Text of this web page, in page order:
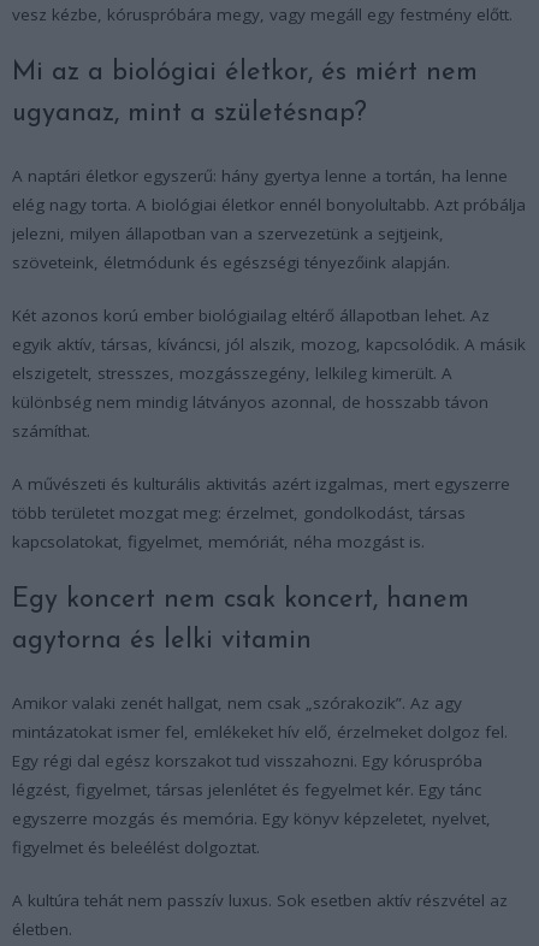
vesz kézbe, kóruspróbára megy, vagy megáll egy festmény előtt.
Mi az a biológiai életkor, és miért nem
ugyanaz, mint a születésnap?
A naptári életkor egyszerű: hány gyertya lenne a tortán, ha lenne
elég nagy torta. A biológiai életkor ennél bonyolultabb. Azt próbálja
jelezni, milyen állapotban van a szervezetünk a sejtjeink,
szöveteink, életmódunk és egészségi tényezőink alapján.
Két azonos korú ember biológiailag eltérő állapotban lehet. Az
egyik aktív, társas, kíváncsi, jól alszik, mozog, kapcsolódik. A másik
elszigetelt, stresszes, mozgásszegény, lelkileg kimerült. A
különbség nem mindig látványos azonnal, de hosszabb távon
számíthat.
A művészeti és kulturális aktivitás azért izgalmas, mert egyszerre
több területet mozgat meg: érzelmet, gondolkodást, társas
kapcsolatokat, figyelmet, memóriát, néha mozgást is.
Egy koncert nem csak koncert, hanem
agytorna és lelki vitamin
Amikor valaki zenét hallgat, nem csak „szórakozik”. Az agy
mintázatokat ismer fel, emlékeket hív elő, érzelmeket dolgoz fel.
Egy régi dal egész korszakot tud visszahozni. Egy kóruspróba
légzést, figyelmet, társas jelenlétet és fegyelmet kér. Egy tánc
egyszerre mozgás és memória. Egy könyv képzeletet, nyelvet,
figyelmet és beleélést dolgoztat.
A kultúra tehát nem passzív luxus. Sok esetben aktív részvétel az
életben.